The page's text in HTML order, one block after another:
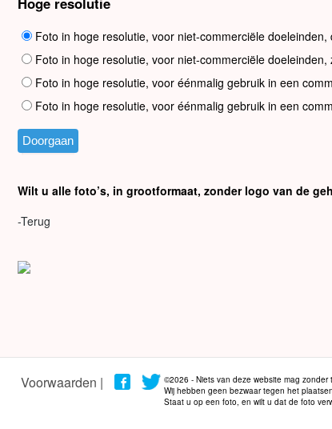
Foto in hoge resolutie, voor niet-commerciële
Foto in hoge resolutie, voor niet-commerciële
Foto in hoge resolutie, voor éénmalig gebruik in een
Foto in hoge resolutie, voor éénmalig gebruik in een
Wilt u alle foto’s, in grootformaat, zonder logo van de
-Terug
Voorwaarden |
©2026 - Niets van deze website mag
Wij hebben geen bezwaar tegen het
Staat u op een foto, en wilt u dat de foto